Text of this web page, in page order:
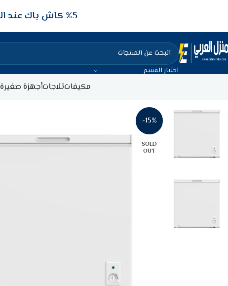
5‎% كاش باك عند الدفع عن طريق الفيزا البنكيه
اختيار القسم
مكيفاتثلاجاتأجهزة صغيرة
-15%
SOLD
OUT